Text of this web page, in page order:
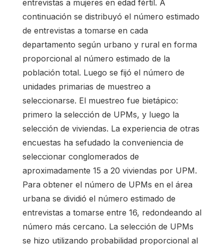
entrevistas a mujeres en edad fértil. A
continuación se distribuyó el número estimado
de entrevistas a tomarse en cada
departamento según urbano y rural en forma
proporcional al número estimado de la
población total. Luego se fijó el número de
unidades primarias de muestreo a
seleccionarse. El muestreo fue bietápico:
primero la selección de UPMs, y luego la
selección de viviendas. La experiencia de otras
encuestas ha sefudado la conveniencia de
seleccionar conglomerados de
aproximadamente 15 a 20 viviendas por UPM.
Para obtener el número de UPMs en el área
urbana se dividió el número estimado de
entrevistas a tomarse entre 16, redondeando al
número más cercano. La selección de UPMs
se hizo utilizando probabilidad proporcional al